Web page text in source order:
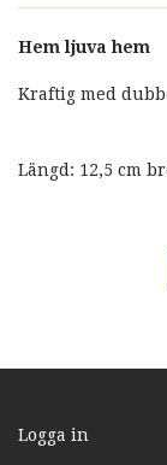
Hem ljuva hem
Kraftig med
Längd: 12,5 cm
Logga in